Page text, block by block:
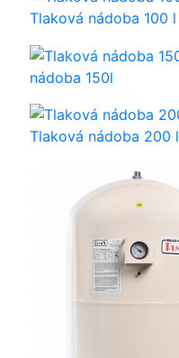
Tlaková nádoba 100 l
nádoba 150l
Tlaková nádoba 200 l